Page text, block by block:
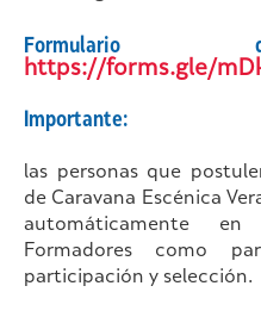
Formulario
https://forms.gle/
Importante:
las personas que
de Caravana Escénica
automáticamente
Formadores como
participación y selección.